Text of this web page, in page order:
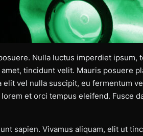
Nulla luctus imperdiet ipsum,
tincidunt velit. Mauris posuere
vel nulla suscipit, eu fermentum
et orci tempus eleifend. Fusce
sapien. Vivamus aliquam, elit ut